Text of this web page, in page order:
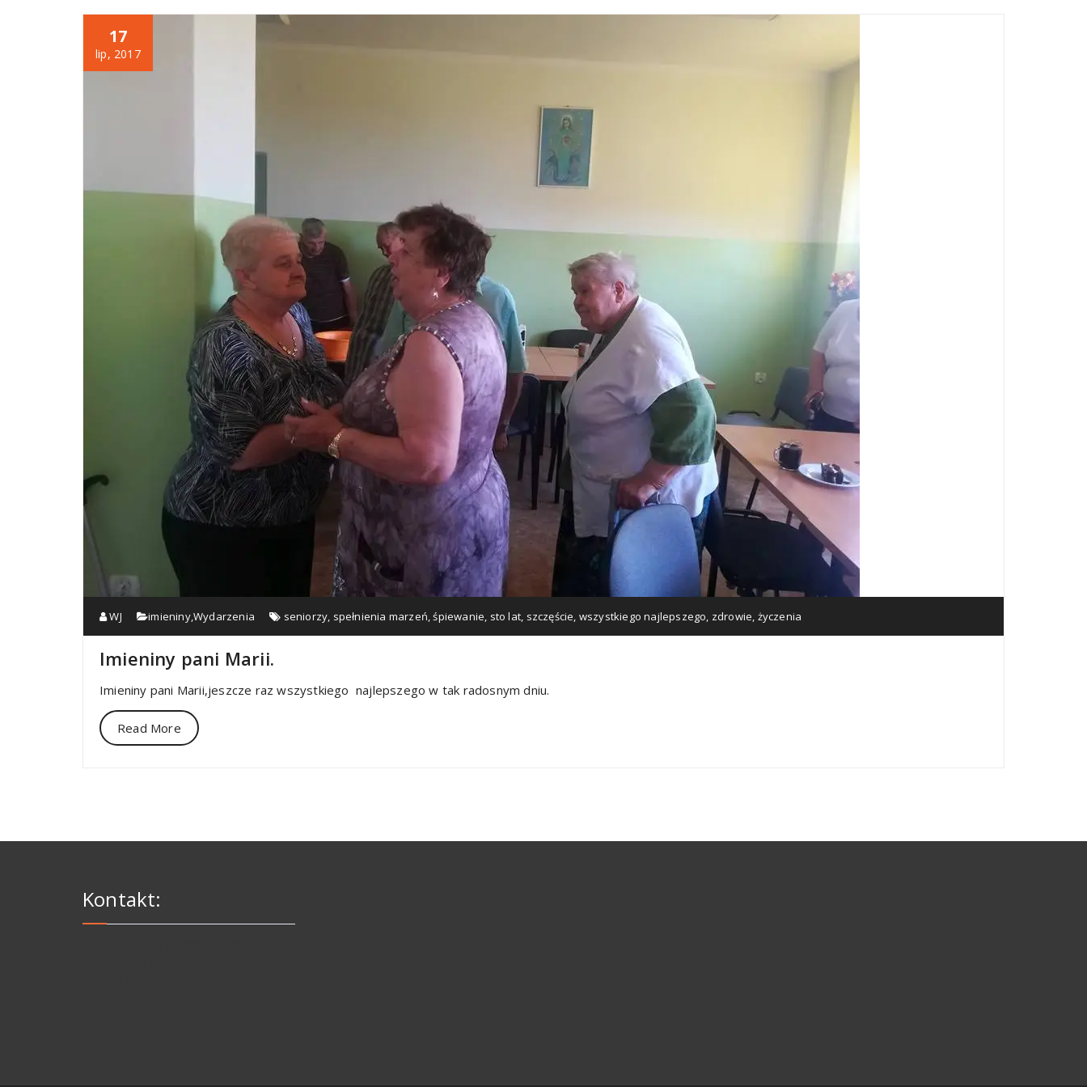
17
lip, 2017
WJ imieniny,Wydarzenia seniorzy, spełnienia marzeń,śpiewanie, sto lat, szczęście, wszystkiego najlepszego, zdrowie, życzenia
Imieniny pani Marii.
Imieniny pani Marii,jeszcze raz wszystkiego najlepszego w tak radosnym dniu.
Read More
Kontakt: